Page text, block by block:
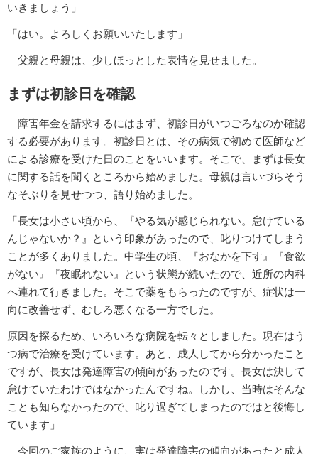
いきましょう」
「はい。よろしくお願いいたします」
父親と母親は、少しほっとした表情を見せました。
まずは初診日を確認
障害年金を請求するにはまず、初診日がいつごろなのか確認
する必要があります。初診日とは、その病気で初めて医師など
による診療を受けた日のことをいいます。そこで、まずは長女
に関する話を聞くところから始めました。母親は言いづらそう
なそぶりを見せつつ、語り始めました。
「長女は小さい頃から、『やる気が感じられない。怠けている
んじゃないか？』という印象があったので、叱りつけてしまう
ことが多くありました。中学生の頃、『おなかを下す』『食欲
がない』『夜眠れない』という状態が続いたので、近所の内科
へ連れて行きました。そこで薬をもらったのですが、症状は一
向に改善せず、むしろ悪くなる一方でした。
原因を探るため、いろいろな病院を転々としました。現在はう
つ病で治療を受けています。あと、成人してから分かったこと
ですが、長女は発達障害の傾向があったのです。長女は決して
怠けていたわけではなかったんですね。しかし、当時はそんな
ことも知らなかったので、叱り過ぎてしまったのではと後悔し
ています」
今回のご家族のように、実は発達障害の傾向があったと成人